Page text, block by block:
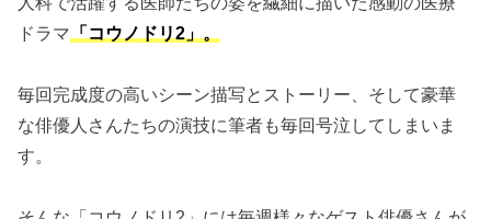
ドラマ 「コウノドリ2」。
毎回完成度の高いシーン描写とストーリー、そして豪華
な俳優人さんたちの演技に筆者も毎回号泣してしまいま
す。